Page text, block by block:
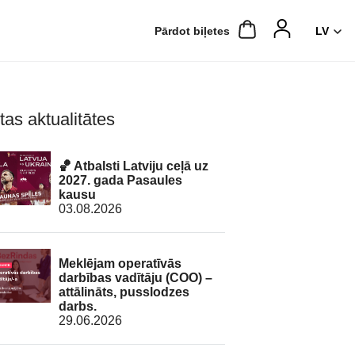
Pārdot biļetes
aktualitātes
🏀 Atbalsti Latviju ceļā uz
2027. gada Pasaules
kausu
03.08.2026
Meklējam operatīvās
darbības vadītāju (COO) –
attālināts, pusslodzes
darbs.
29.06.2026